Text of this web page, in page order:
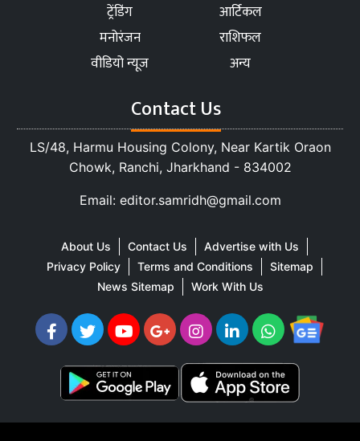
ट्रेंडिंग
आर्टिकल
मनोरंजन
राशिफल
वीडियो न्यूज
अन्य
Contact Us
LS/48, Harmu Housing Colony, Near Kartik Oraon
Chowk, Ranchi, Jharkhand - 834002
Email: editor.samridh@gmail.com
About Us Contact Us
Advertise with Us
Privacy Policy
Terms and Conditions
Sitemap
News Sitemap
Work With Us